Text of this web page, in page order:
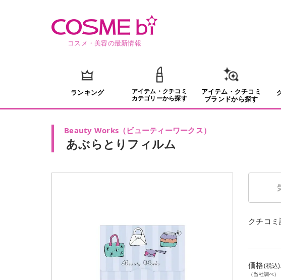
コスメ・美容の最新情報
ランキング
アイテム・クチコミ
カテゴリーから探す
アイテム・クチコミ
ブランドから探す
Beauty Works （ ビューティーワークス）
あぶらとりフィルム
クチコミ
価格(税込)
（当社調べ）